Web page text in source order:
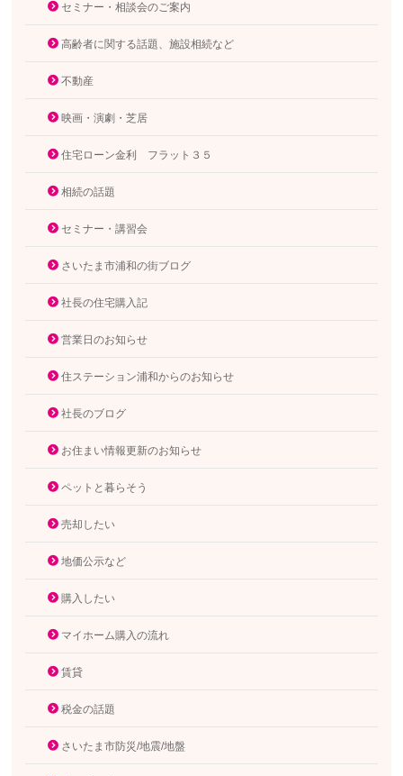
セミナー・相談会のご案内
高齢者に関する話題、施設相続など
不動産
映画・演劇・芝居
住宅ローン金利 フラット３５
相続の話題
セミナー・講習会
さいたま市浦和の街ブログ
社長の住宅購入記
営業日のお知らせ
住ステーション浦和からのお知らせ
社長のブログ
お住まい情報更新のお知らせ
ペットと暮らそう
売却したい
地価公示など
購入したい
マイホーム購入の流れ
賃貸
税金の話題
さいたま市防災/地震/地盤